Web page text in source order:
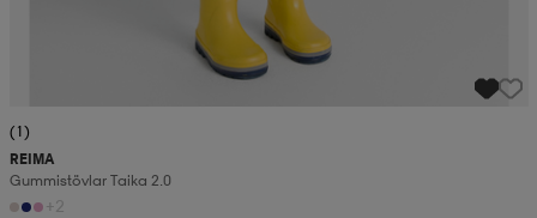
(1)
REIMA
Gummistövlar Taika 2.0
+2